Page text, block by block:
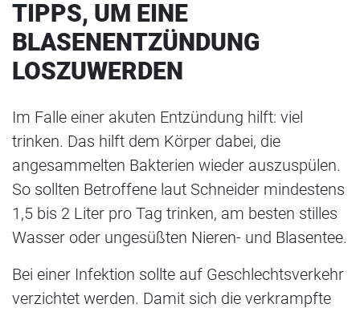
TIPPS, UM EINE
BLASENENTZÜNDUNG
LOSZUWERDEN
Im Falle einer akuten Entzündung hilft: viel
trinken. Das hilft dem Körper dabei, die
angesammelten Bakterien wieder auszuspülen.
So sollten Betroffene laut Schneider mindestens
1,5 bis 2 Liter pro Tag trinken, am besten stilles
Wasser oder ungesüßten Nieren- und Blasentee.
Bei einer Infektion sollte auf Geschlechtsverkehr
verzichtet werden. Damit sich die verkrampfte